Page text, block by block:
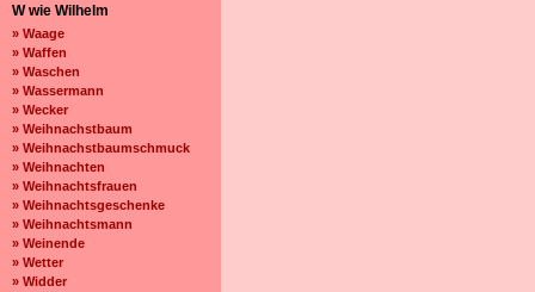
W wie Wilhelm
» Waage
» Waffen
» Waschen
» Wassermann
» Wecker
» Weihnachstbaum
» Weihnachstbaumschmuck
» Weihnachten
» Weihnachtsfrauen
» Weihnachtsgeschenke
» Weihnachtsmann
» Weinende
» Wetter
» Widder